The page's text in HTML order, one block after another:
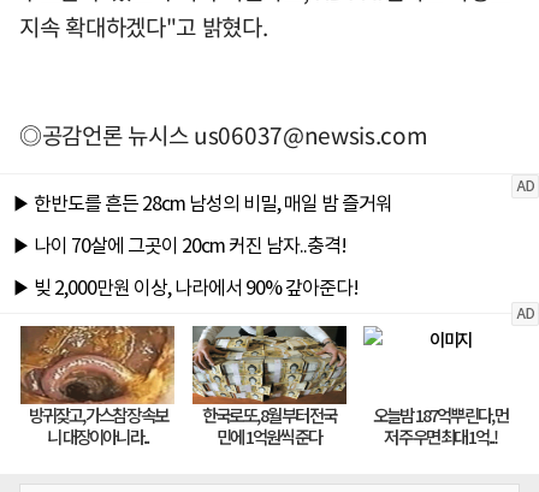
지속 확대하겠다"고 밝혔다.
◎공감언론 뉴시스us06037@newsis.com